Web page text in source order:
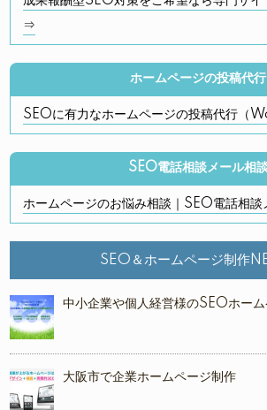
⇒
ホームページの投稿代行
SEOに有力なホームページの投稿代行（
SEO電話相談メール相
ホームページのお悩み相談｜SEO電話相
SEO＆ホームページ制作
中小企業や個人経営様のSEOホー
大阪市で企業ホームページ制作